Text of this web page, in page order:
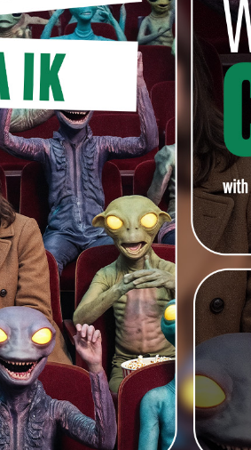
ze van zichzelf investeerde in het
zit en mentaal helemaal ineenstort? Wel,
bij de eerste opname deed ze iets dat
toen : we gaan er misschien nog eentje
zesde take geworden die we hebben
de cameraman en nog enkele
een woord gezegd kreeg. Ik heb met
en andere heel goeie actrices,
Het is een mysterie voor mij. Een
met de nodige terughoudendheid,
ik ga naar de bioscoop om grote
en aangemoedigd is
redelijk hoog hebben gelegd. Ze
ze wat haar te wachten stond. En
in haar. Als ze een moeilijke
Daarnaast zei zij me : ‘Joachim, als
te werken, dan kan ik niet slecht zijn.’
tennis : de bal werd altijd heel mooi
hij geeft je er drie, vier bovenop. Het zijn
Prophète’ gezeten hadden, Tahar en Niels,
dat ook gezegd : ‘We zijn alleen maar
is, dan zijn ze minder goed.’ Dus waren
‘Joachim, zorg dat je het niveau
We kunnen niet belachelijk zijn. We
lag de lat meteen heel hoog.
heeft die hij nu heeft. Maar natuurlijk,
Ze heeft aangevoeld dat het